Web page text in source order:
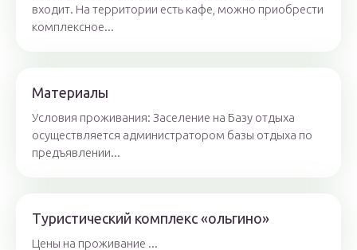
входит. На территории есть кафе, можно приобрести
комплексное...
Материалы
Условия проживания: Заселение на Базу отдыха
осуществляется администратором базы отдыха по
предъявлении...
Туристический комплекс «ольгино»
Цены на проживание ...